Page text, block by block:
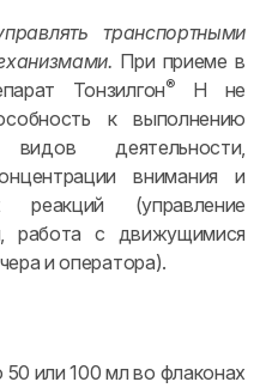
транспортными
При приеме в
Тонзилгон®
Н не
к выполнению
деятельности,
внимания и
реакций (управление
работа с движущимися
и оператора).
50 или 100 мл во флаконах